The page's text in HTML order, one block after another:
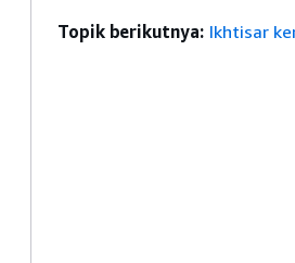
Topik berikutnya: Ikhtisar